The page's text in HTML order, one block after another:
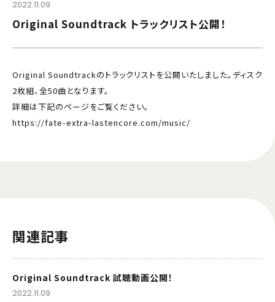
2022.11.09
Original Soundtrack トラックリスト公開！
Original Soundtrackのトラックリストを公開いたしました。ディスク
2枚組、全50曲となります。
詳細は下記のページをご覧ください。
https://fate-extra-lastencore.com/music/
関連記事
Original Soundtrack 試聴動画公開！
2022.11.09